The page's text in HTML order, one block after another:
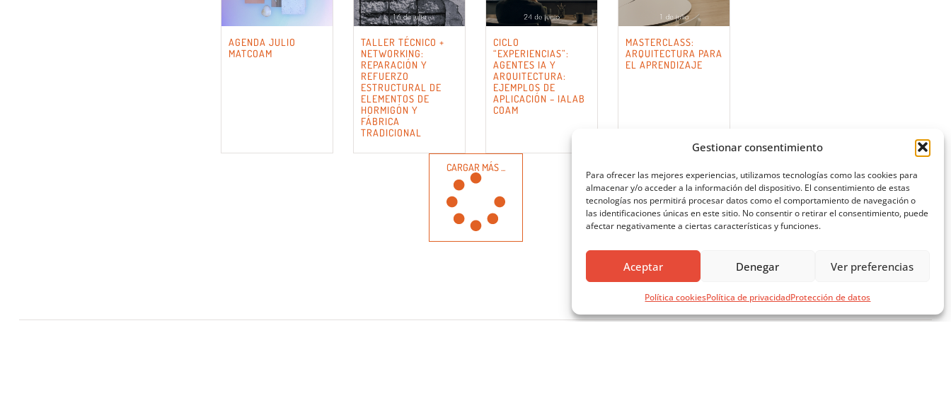
Gestionar consentimiento
Para ofrecer las mejores experiencias, utilizamos tecnologías como las cookies para
almacenar y/o acceder a la información del dispositivo. El consentimiento de estas
tecnologías nos permitirá procesar datos como el comportamiento de navegación o
las identificaciones únicas en este sitio. No consentir o retirar el consentimiento, puede
afectar negativamente a ciertas características y funciones.
Aceptar Denegar Ver preferencias
Política cookiesPolítica de privacidadProtección de datos
AGENDA JULIO
MATCOAM
TALLER TÉCNICO +
NETWORKING:
REPARACIÓN Y
REFUERZO
ESTRUCTURAL DE
ELEMENTOS DE
HORMIGÓN Y
FÁBRICA
TRADICIONAL
CICLO
“EXPERIENCIAS”:
AGENTES IA Y
ARQUITECTURA:
EJEMPLOS DE
APLICACIÓN – IALAB
COAM
MASTERCLASS:
ARQUITECTURA PARA
EL APRENDIZAJE
CARGAR MÁS ...